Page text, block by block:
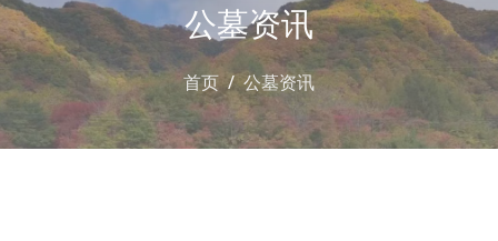
公墓资讯
首页 公墓资讯